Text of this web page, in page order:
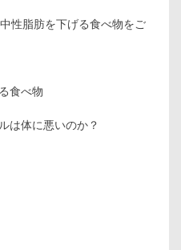
性脂肪を下げる食べ物をご
食べ物
は体に悪いのか？